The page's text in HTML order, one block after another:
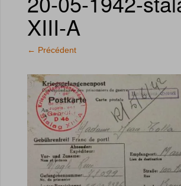
XIII-A
← Précédent